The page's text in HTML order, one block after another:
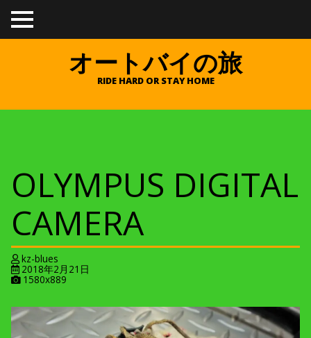
TO
GGL
オートバイの旅
RIDE HARD OR STAY HOME
OLYMPUS DIGITAL
CAMERA
kz-blues
2018年2月21日
A
a
c
h
1580x889